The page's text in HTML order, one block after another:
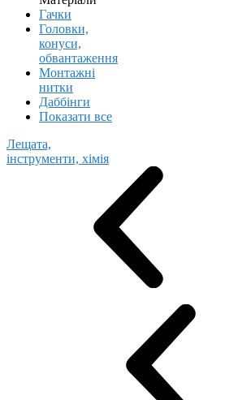
Гачки
Головки,
конуси,
обвантаження
Монтажні
нитки
Даббінги
Показати все
Лещата,
інструменти, хімія